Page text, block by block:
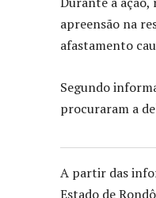
apreensão na
afastamento
Segundo
procuraram a
A partir das
Estado de